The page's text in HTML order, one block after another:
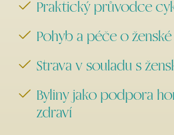
Praktický průvodce
Pohyb a péče o
Strava v souladu s
Byliny jako podpora
zdraví